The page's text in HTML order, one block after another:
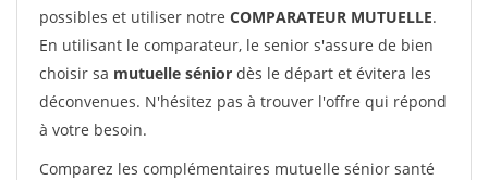
possibles et utiliser notre COMPARATEUR MUTUELLE.
En utilisant le comparateur, le senior s'assure de bien
choisir sa mutuelle sénior dès le départ et évitera les
déconvenues. N'hésitez pas à trouver l'offre qui répond
à votre besoin.
Comparez les complémentaires mutuelle sénior santé